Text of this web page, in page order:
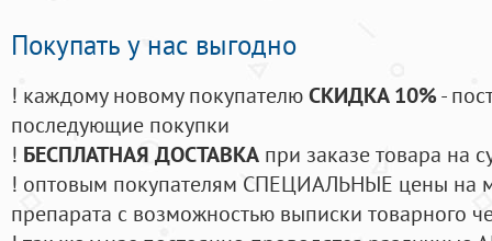
Покупать у нас выгодно
! каждому новому покупателюСКИДКА 10%-
последующие покупки
! БЕСПЛАТНАЯ ДОСТАВКА при заказе товара на
! оптовым покупателям СПЕЦИАЛЬНЫЕ цены на
препарата с возможностью выписки товарного